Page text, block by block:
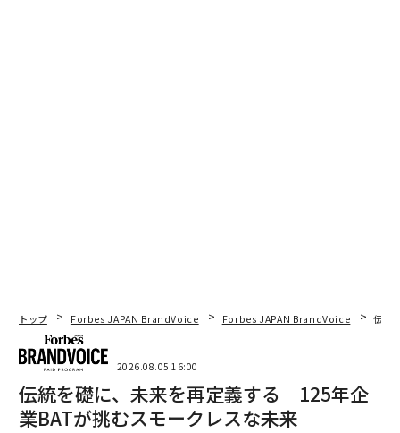
トップ Forbes JAPAN BrandVoice Forbes JAPAN BrandVoice 伝統
2026.08.05 16:00
伝統を礎に、未来を再定義する 125年企
業BATが挑むスモークレスな未来